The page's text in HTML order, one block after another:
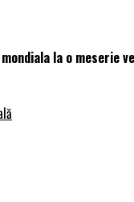
la o meserie